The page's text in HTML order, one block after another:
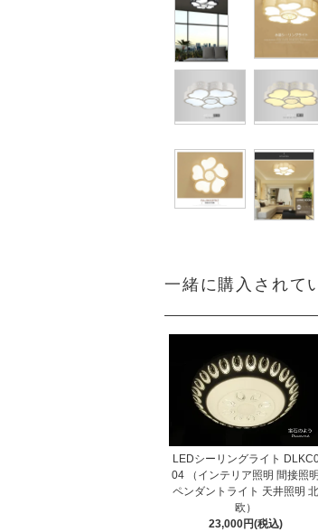
一緒に購入されて
LEDシーリングライト
04 （インテリア照明 間接照明
ペンダントライト 天井照明 北
欧）
23,000円(税込)